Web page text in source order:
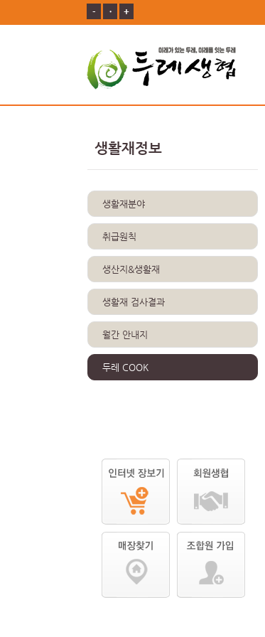
- ㆍ +
생활재정보
생활재분야
취급원칙
생산지&생활재
생활재 검사결과
월간 안내지
두레 COOK